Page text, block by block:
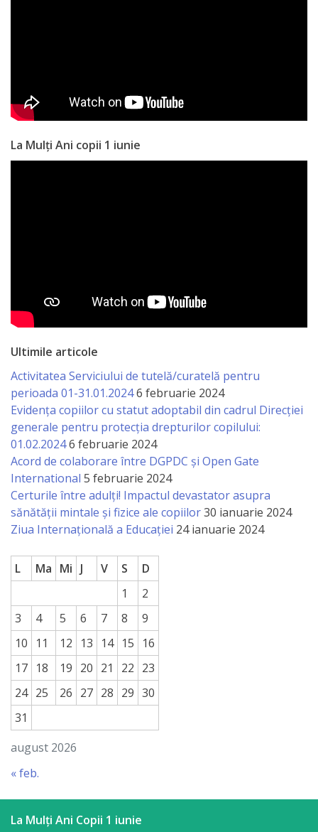
La Mulți Ani copii 1 iunie
Ultimile articole
Activitatea Serviciului de tutelă/curatelă pentru
perioada 01-31.01.20246 februarie 2024
Evidența copiilor cu statut adoptabil din cadrul Direcției
generale pentru protecția drepturilor copilului:
01.02.20246 februarie 2024
Acord de colaborare între DGPDC și Open Gate
International 5 februarie 2024
Certurile între adulți! Impactul devastator asupra
sănătății mintale și fizice ale copiilor30 ianuarie 2024
Ziua Internațională a Educației 24 ianuarie 2024
august 2026
L Ma Mi J V S
D
1
2
3
4 5 6 7 8
9
10
11 12 13 14 15
16
17 18 19 20 21 22 23
24 25 26 27 28 29 30
31
« feb.
La Mulți Ani Copii 1 iunie